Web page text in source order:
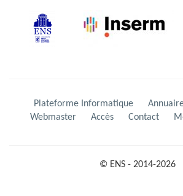
Plateforme Informatique
Webmaster
Accès Contact
© ENS - 2014-2026